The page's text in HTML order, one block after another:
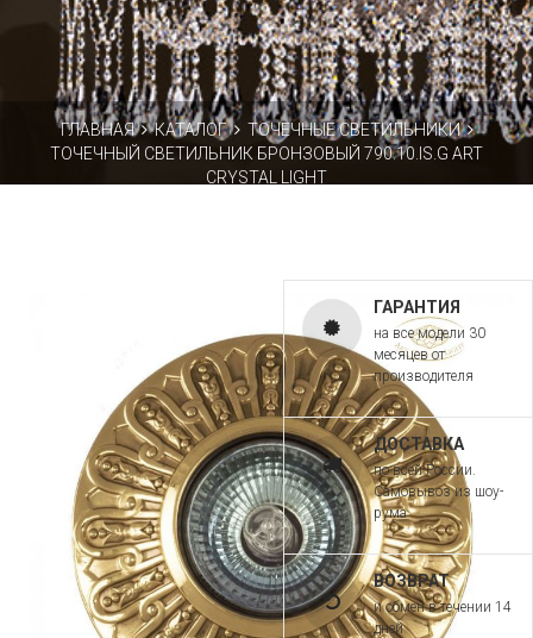
ГЛАВНАЯ КАТАЛОГ
ТОЧЕЧНЫЕ СВЕТИЛЬНИКИ
ТОЧЕЧНЫЙ СВЕТИЛЬНИК БРОНЗОВЫЙ 790.10.IS.G ART
CRYSTAL LIGHT
ГАРАНТИЯ
на все модели 30
месяцев от
производителя
ДОСТАВКА
по всей России.
Самовывоз из шоу-
рума
ВОЗВРАТ
и обмен в течении 14
дней